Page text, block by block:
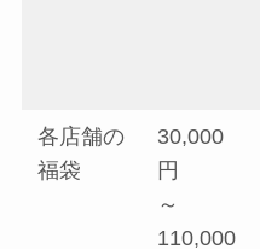
各店舗の
福袋
30,000
円
～
110,000